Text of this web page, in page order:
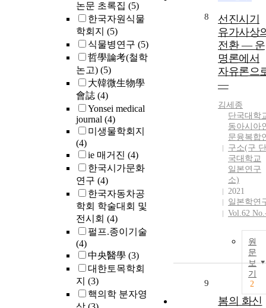
논문 초록집 (5)
한국자원식물
학회지 (5)
식물병연구 (5)
哲學論考(철학
논고) (5)
大韓微生物學
會誌 (4)
Yonsei medical
journal (4)
미생물학회지
(4)
ie 매거진 (4)
한국시가문화
연구 (4)
한국자동차공
학회 학술대회 및
전시회 (4)
펄프.종이기술
(4)
中央醫學 (3)
대한토목학회
지 (3)
핵의학 분자영
8
선진시기
유가사상
전환 ― 운
명론에서
자유론으
―
김세종
단국대학
동아시아
문융복합
구소(구 단
국대학교
일본연구
소)
2021
일본학연
Vol.62
원
문
보
기
2
9
봄의 화신